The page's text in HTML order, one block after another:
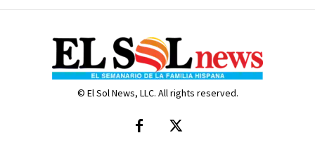
© El Sol News, LLC. All rights reserved.